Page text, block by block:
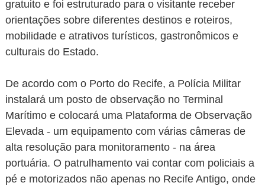
gratuito e foi estruturado para o visitante receber
orientações sobre diferentes destinos e roteiros,
mobilidade e atrativos turísticos, gastronômicos e
culturais do Estado.
De acordo com o Porto do Recife, a Polícia Militar
instalará um posto de observação no Terminal
Marítimo e colocará uma Plataforma de Observação
Elevada - um equipamento com várias câmeras de
alta resolução para monitoramento - na área
portuária. O patrulhamento vai contar com policiais a
pé e motorizados não apenas no Recife Antigo, onde